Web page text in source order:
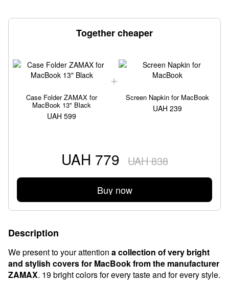
Together cheaper
Case Folder ZAMAX for
MacBook 13" Black
UAH 599
Screen Napkin for MacBook
UAH 239
UAH 779 UAH 838
Buy now
Description
We present to your attention a collection of very bright
and stylish covers for MacBook from the manufacturer
ZAMAX. 19 bright colors for every taste and for every style.